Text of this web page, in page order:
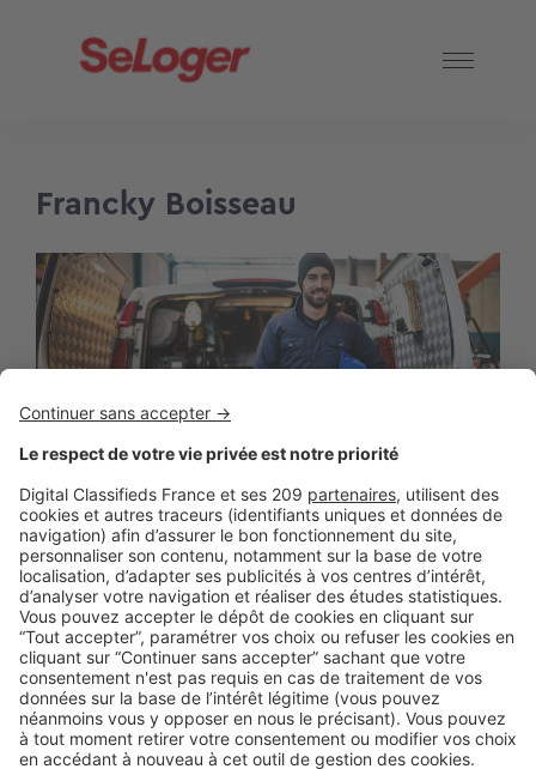
Francky Boisseau
AU QUOTIDIEN
Partenaires artisans : comment choisir
les bons pour son agence ?
Un bon agent immobilier a toujours plus d’un tour dans son
sac ! Pour toute question de ...